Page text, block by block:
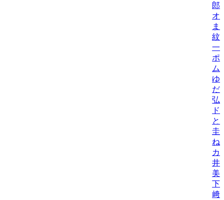
郎
オ
ま
紋/
一
ポ
ム
ゆ
だ
弘
ド
と
圭/
ね
カ
井
美/
下
﨑